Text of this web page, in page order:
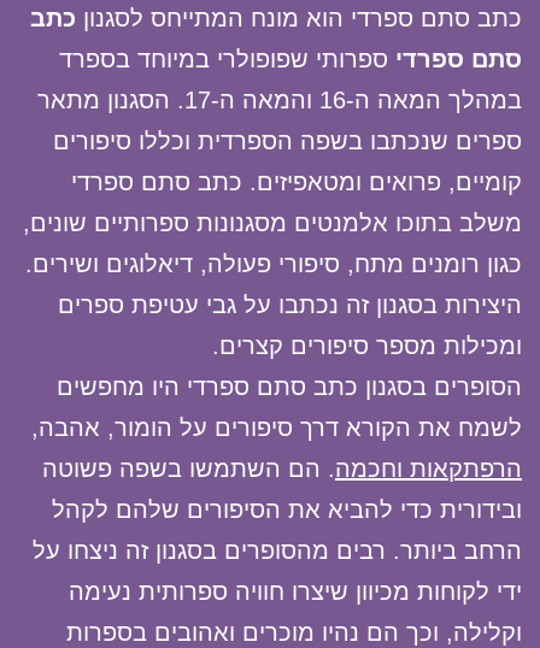
כתב סתם ספרדי הוא מונח המתייחס לסגנון כתב
סתם ספרדי ספרותי שפופולרי במיוחד בספרד
במהלך המאה ה-16 והמאה ה-17. הסגנון מתאר
ספרים שנכתבו בשפה הספרדית וכללו סיפורים
קומיים, פרואים ומטאפיזים. כתב סתם ספרדי
משלב בתוכו אלמנטים מסגנונות ספרותיים שונים,
כגון רומנים מתח, סיפורי פעולה, דיאלוגים ושירים.
היצירות בסגנון זה נכתבו על גבי עטיפת ספרים
ומכילות מספר סיפורים קצרים.
הסופרים בסגנון כתב סתם ספרדי היו מחפשים
לשמח את הקורא דרך סיפורים על הומור, אהבה,
הרפתקאות וחכמה. הם השתמשו בשפה פשוטה
ובידורית כדי להביא את הסיפורים שלהם לקהל
הרחב ביותר. רבים מהסופרים בסגנון זה ניצחו על
ידי לקוחות מכיוון שיצרו חוויה ספרותית נעימה
וקלילה, וכך הם נהיו מוכרים ואהובים בספרות